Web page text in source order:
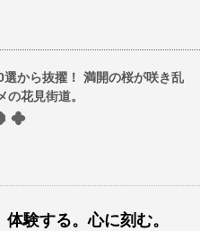
選から抜擢！ 満開の桜が咲き乱
の花見街道。
験する。心に刻む。